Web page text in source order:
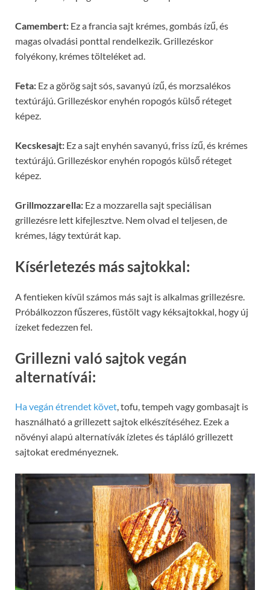
Camembert: Ez a francia sajt krémes, gombás ízű, és
magas olvadási ponttal rendelkezik. Grillezéskor
folyékony, krémes tölteléket ad.
Feta: Ez a görög sajt sós, savanyú ízű, és morzsalékos
textúrájú. Grillezéskor enyhén ropogós külső réteget
képez.
Kecskesajt: Ez a sajt enyhén savanyú, friss ízű, és krémes
textúrájú. Grillezéskor enyhén ropogós külső réteget
képez.
Grillmozzarella: Ez a mozzarella sajt speciálisan
grillezésre lett kifejlesztve. Nem olvad el teljesen, de
krémes, lágy textúrát kap.
Kísérletezés más sajtokkal:
A fentieken kívül számos más sajt is alkalmas grillezésre.
Próbálkozzon fűszeres, füstölt vagy kéksajtokkal, hogy új
ízeket fedezzen fel.
Grillezni való sajtok vegán
alternatívái:
Ha vegán étrendet követ, tofu, tempeh vagy gombasajt is
használható a grillezett sajtok elkészítéséhez. Ezek a
növényi alapú alternatívák ízletes és tápláló grillezett
sajtokat eredményeznek.